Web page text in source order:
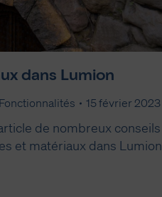
dans Lumion
Fonctionnalités 15 février 2023
de nombreux conseils
et matériaux dans Lumion.